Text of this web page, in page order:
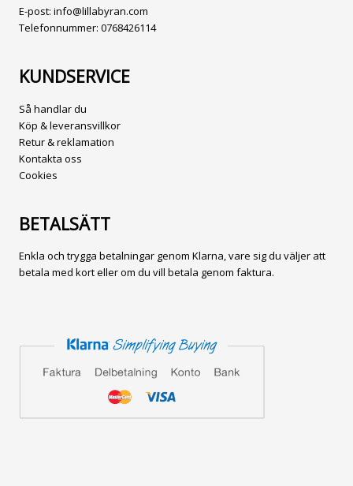
E-post: info@lillabyran.com
Telefonnummer: 0768426114
KUNDSERVICE
Så handlar du
Köp & leveransvillkor
Retur & reklamation
Kontakta oss
Cookies
BETALSÄTT
Enkla och trygga betalningar genom Klarna, vare sig du väljer att
betala med kort eller om du vill betala genom faktura.